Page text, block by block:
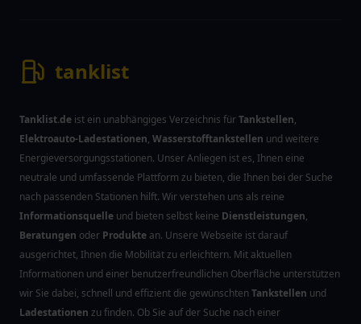
tanklist
Tanklist.de ist ein unabhängiges Verzeichnis fürTankstellen,
Elektroauto-Ladestationen, Wasserstofftankstellen und weitere
Energieversorgungsstationen. Unser Anliegen ist es, Ihnen eine
neutrale und umfassende Plattform zu bieten, die Ihnen bei der Suche
nach passenden Stationen hilft. Wir verstehen uns als reine
Informationsquelle und bieten selbst keine Dienstleistungen,
Beratungen oder Produkte an. Unsere Webseite ist darauf
ausgerichtet, Ihnen die Mobilität zu erleichtern. Mit aktuellen
Informationen und einer benutzerfreundlichen Oberfläche unterstützen
wir Sie dabei, schnell und effizient die gewünschtenTankstellen und
Ladestationen zu finden. Ob Sie auf der Suche nach einer